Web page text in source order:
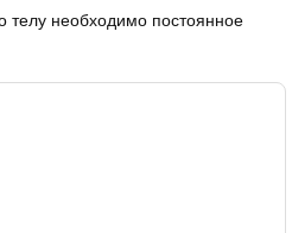
телу необходимо постоянное